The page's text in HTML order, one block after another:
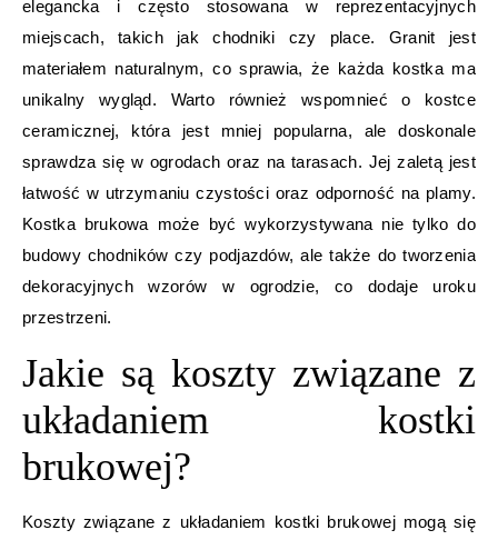
elegancka i często stosowana w reprezentacyjnych
miejscach, takich jak chodniki czy place. Granit jest
materiałem naturalnym, co sprawia, że każda kostka ma
unikalny wygląd. Warto również wspomnieć o kostce
ceramicznej, która jest mniej popularna, ale doskonale
sprawdza się w ogrodach oraz na tarasach. Jej zaletą jest
łatwość w utrzymaniu czystości oraz odporność na plamy.
Kostka brukowa może być wykorzystywana nie tylko do
budowy chodników czy podjazdów, ale także do tworzenia
dekoracyjnych wzorów w ogrodzie, co dodaje uroku
przestrzeni.
Jakie są koszty związane z
układaniem kostki
brukowej?
Koszty związane z układaniem kostki brukowej mogą się